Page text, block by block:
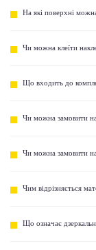
На які поверхні можна
Чи можна клеїти
Що входить до
Чи можна замовити
Чи можна замовити
Чим відрізняється
Що означає